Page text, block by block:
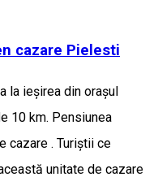
cazare Pielesti
la ieșirea din orașul
10 km. Pensiunea
cazare . Turiștii ce
unitate de cazare